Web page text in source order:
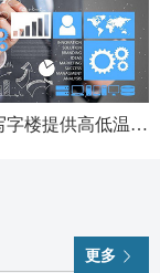
高端办公写字楼提供高低温试验箱
更多